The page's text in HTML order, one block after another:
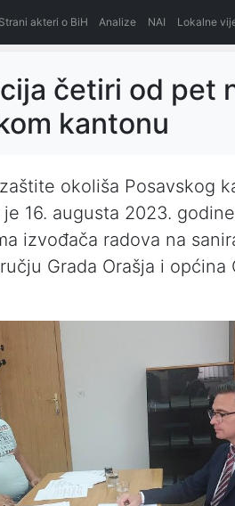
Strani akteri o BiH Analize NAI Lokalne
četiri od pet
kantonu
okoliša Posavskog
16. augusta 2023.
izvođača radova na
Grada Orašja i općina